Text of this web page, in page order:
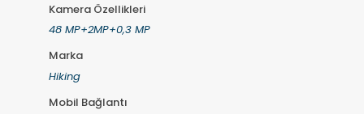
Kamera Özellikleri
48 MP+2MP+0,3 MP
Marka
Hiking
Mobil Bağlantı